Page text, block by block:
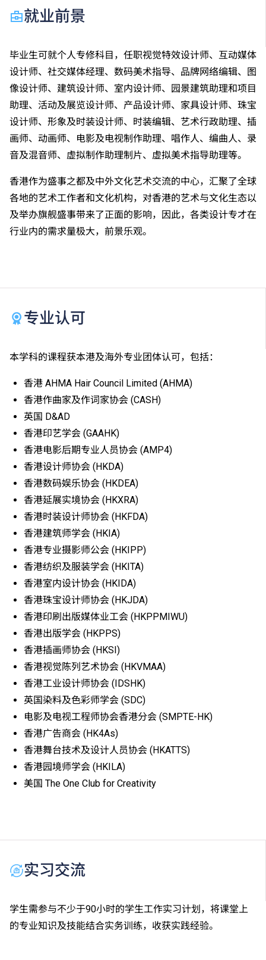
就业前景
毕业生可就个人专修科目，任职视觉特效设计师、互动媒体
设计师、社交媒体经理、数码美术指导、品牌网络编辑、图
像设计师、建筑设计师、室内设计师、园景建筑助理和项目
助理、活动及展览设计师、产品设计师、家具设计师、珠宝
设计师、形象及时装设计师、时装编辑、艺术行政助理、插
画师、动画师、电影及电视制作助理、唱作人、编曲人、录
音及混音师、虚拟制作助理制片、虚拟美术指导助理等。
香港作为盛事之都及中外文化艺术交流的中心，汇聚了全球
各地的艺术工作者和文化机构，对香港的艺术与文化生态以
及举办旗舰盛事带来了正面的影响，因此，各类设计专才在
行业内的需求量极大，前景乐观。
专业认可
本学科的课程获本港及海外专业团体认可，包括：
香港 AHMA Hair Council Limited (AHMA)
香港作曲家及作词家协会 (CASH)
英国 D&AD
香港印艺学会 (GAAHK)
香港电影后期专业人员协会 (AMP4)
香港设计师协会 (HKDA)
香港数码娱乐协会 (HKDEA)
香港延展实境协会 (HKXRA)
香港时装设计师协会 (HKFDA)
香港建筑师学会 (HKIA)
香港专业摄影师公会 (HKIPP)
香港纺织及服装学会 (HKITA)
香港室内设计协会 (HKIDA)
香港珠宝设计师协会 (HKJDA)
香港印刷出版媒体业工会 (HKPPMIWU)
香港出版学会 (HKPPS)
香港插画师协会 (HKSI)
香港视觉陈列艺术协会 (HKVMAA)
香港工业设计师协会 (IDSHK)
英国染料及色彩师学会 (SDC)
电影及电视工程师协会香港分会 (SMPTE-HK)
香港广告商会 (HK4As)
香港舞台技术及设计人员协会 (HKATTS)
香港园境师学会 (HKILA)
美国 The One Club for Creativity
实习交流
学生需参与不少于90小时的学生工作实习计划，将课堂上
的专业知识及技能结合实务训练，收获实践经验。